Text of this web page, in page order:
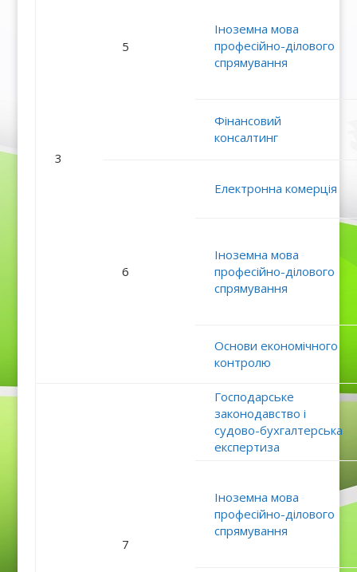
3
5
Іноземна мова
професійно-ділового
спрямування
Фінансовий
консалтинг
6
Електронна комерція
Іноземна мова
професійно-ділового
спрямування
Основи економічного
контролю
7
Господарське
законодавство і
судово-бухгалтерська
експертиза
Іноземна мова
професійно-ділового
спрямування